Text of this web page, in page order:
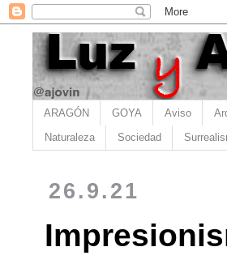
ARAGÓN GOYA Aviso
Naturaleza Sociedad
26.9.21